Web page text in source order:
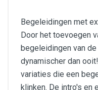
Begeleidingen met
Door het toevoegen
begeleidingen van
dynamischer dan
variaties die een
klinken. De intro's en